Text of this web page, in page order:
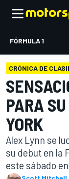
FÓRMULA 1
CRÓNICA DE
PARA
YORK
Alex Lynn se
su debut en la
este sábado